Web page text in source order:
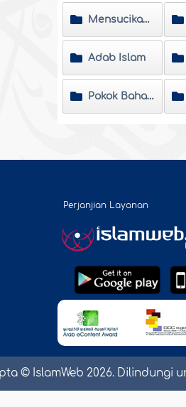
Mensucikan Jiwa
Adab Islam
Pokok Bahasan
Perjanjian Layanan
© IslamWeb 2026. Dilindungi